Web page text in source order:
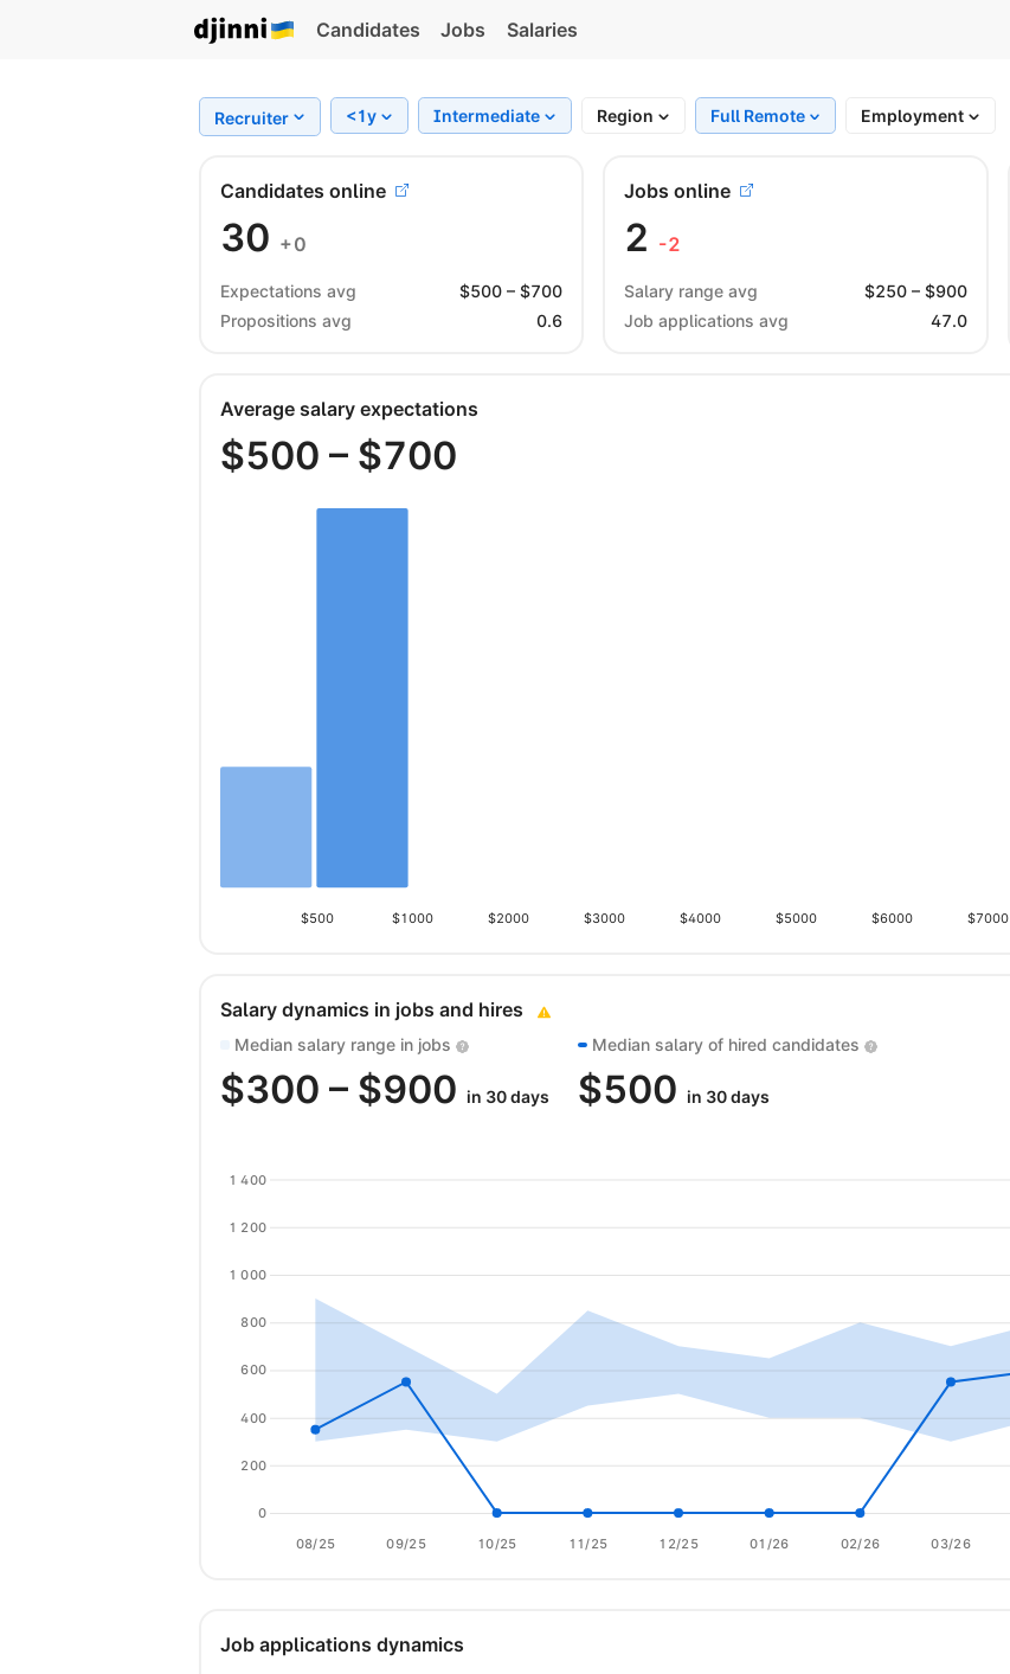
Candidates Jobs Salaries
Recruiter <1y Intermediate Region Full Remote Employment
Candidates online
30 +0
Expectations avg $500 – $700
Propositions avg
0.6
Jobs online
2 -2
Salary range avg $250– $900
Job applications avg
47.0
Average salary expectations
$500 – $700
$500 $1000 $2000 $3000 $4000 $5000 $6000 $7000
Salary dynamics in jobs and hires
Median salary range in jobs
$300 – $900 in 30 days
Median salary of hired candidates
$500 in 30 days
08/25 09/25 10/25 11/25 12/25 01/26 02/26 03/26
0
200
400
600
800
1 000
1 200
1 400
Job applications dynamics